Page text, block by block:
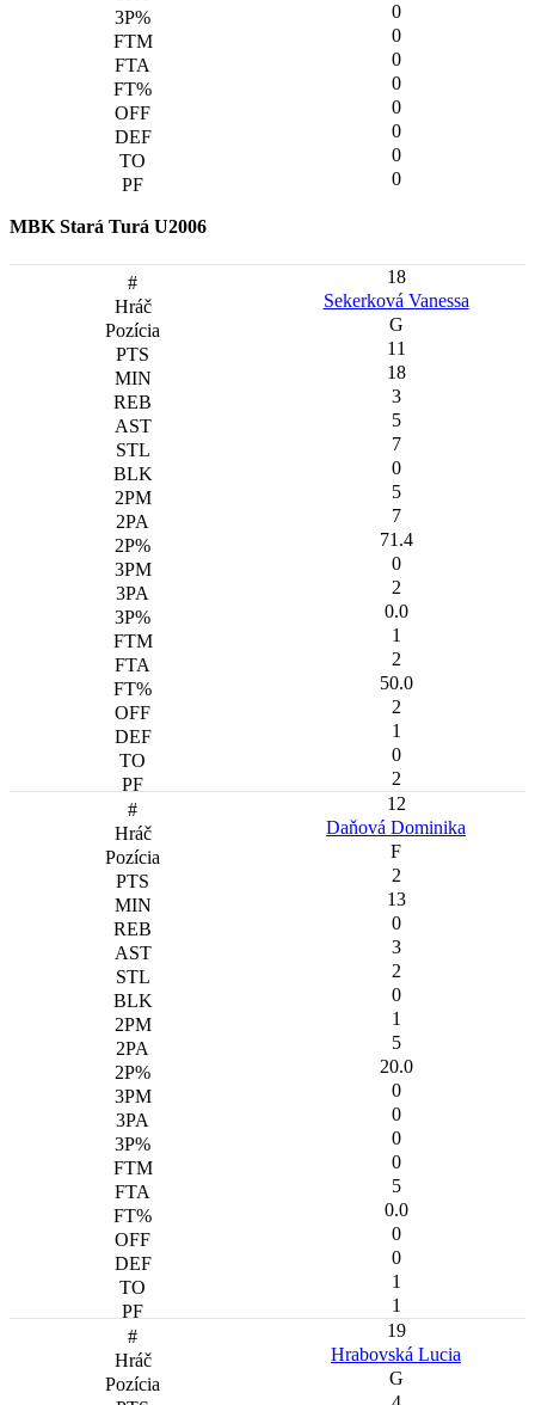
0
0
0
0
0
0
0
0
MBK Stará Turá U2006
18
Sekerková Vanessa
G
11
18
3
5
7
0
5
7
71.4
0
2
0.0
1
2
50.0
2
1
0
2
12
Daňová Dominika
F
2
13
0
3
2
0
1
5
20.0
0
0
0
0
5
0.0
0
0
1
1
19
Hrabovská Lucia
G